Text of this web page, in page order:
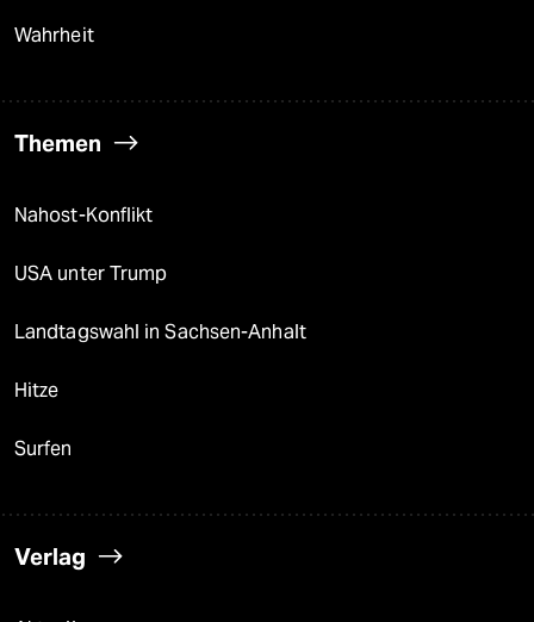
Wahrheit
Themen
Nahost-Konflikt
USA unter Trump
Landtagswahl in Sachsen-Anhalt
Hitze
Surfen
Verlag